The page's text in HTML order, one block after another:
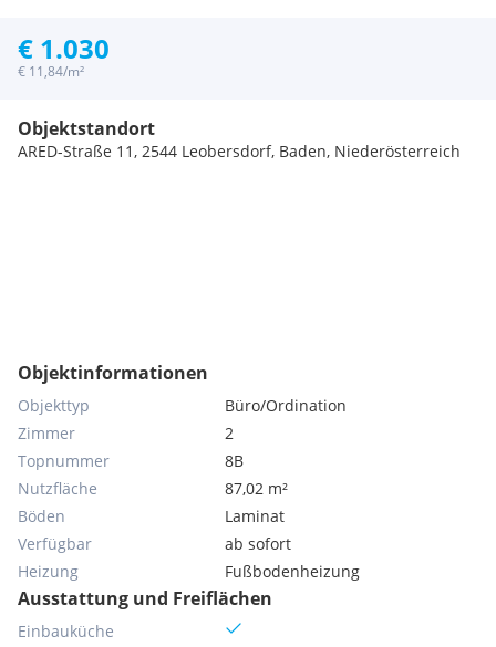
€ 1.030
€ 11,84/m²
Objektstandort
ARED-Straße 11, 2544 Leobersdorf, Baden, Niederösterreich
Objektinformationen
Objekttyp
Büro/Ordination
Zimmer
2
Topnummer
8B
Nutzfläche
87,02 m²
Böden
Laminat
Verfügbar
ab sofort
Heizung
Fußbodenheizung
Ausstattung und Freiflächen
Einbauküche